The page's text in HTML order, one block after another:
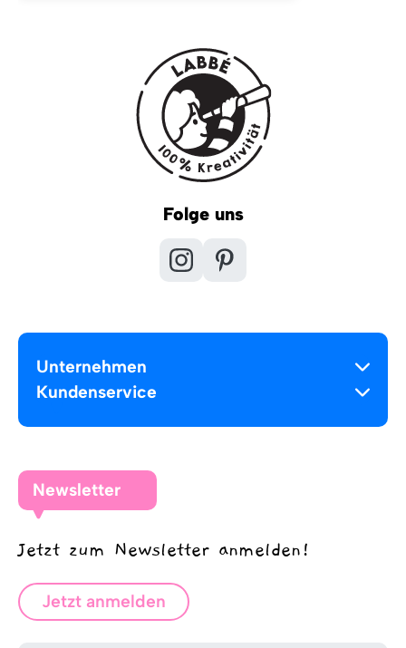
Folge uns
Unternehmen
Kundenservice
Newsletter
Jetzt zum Newsletter anmelden!
Jetzt anmelden